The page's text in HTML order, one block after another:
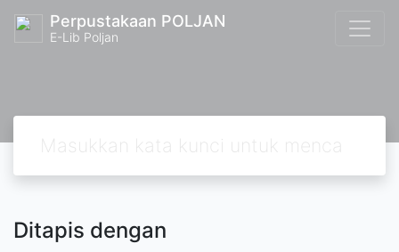
Perpustakaan POLJAN
E-Lib Poljan
Ditapis dengan